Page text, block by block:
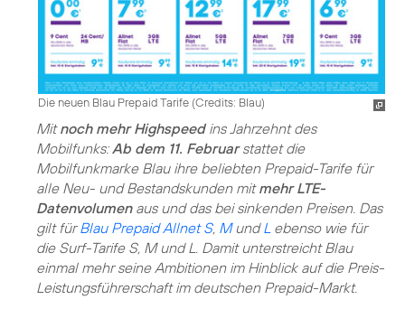
Die neuen Blau Prepaid Tarife (Credits: Blau)
Mitnoch mehr Highspeedins Jahrzehnt des
Mobilfunks:Ab dem 11. Februarstattet die
Mobilfunkmarke Blau ihre beliebten Prepaid-Tarife für
alle Neu- und Bestandskunden mitmehr LTE-
Datenvolumenaus und das bei sinkenden Preisen. Das
gilt fürBlau Prepaid Allnet S, MundL ebenso wie für
die Surf-Tarife S, M und L. Damit unterstreicht Blau
einmal mehr seine Ambitionen im Hinblick auf die Preis-
Leistungsführerschaft im deutschen Prepaid-Markt.